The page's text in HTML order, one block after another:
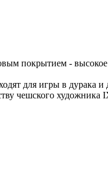
покрытием - высокое
для игры в дурака
чешского